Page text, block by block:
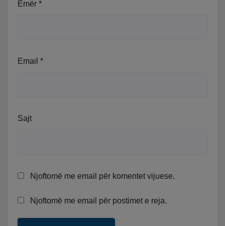
Emër *
Email *
Sajt
Njoftomë me email për komentet vijuese.
Njoftomë me email për postimet e reja.